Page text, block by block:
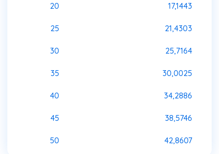
20 17,1443
25 21,4303
30 25,7164
35 30,0025
40 34,2886
45 38,5746
50 42,8607